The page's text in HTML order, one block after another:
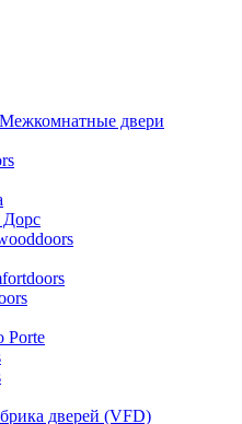
Межкомнатные двери
Porte